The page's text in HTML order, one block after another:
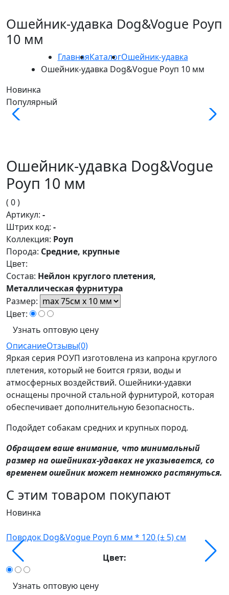
Ошейник-удавка Dog&Vogue Роуп
10 мм
ГлавнаяКаталогОшейник-удавка
Ошейник-удавка Dog&Vogue Роуп 10 мм
Новинка
Популярный
Ошейник-удавка Dog&Vogue
Роуп 10 мм
( 0 )
Артикул: -
Штрих код: -
Коллекция: Роуп
Порода: Средние, крупные
Цвет:
Состав: Нейлон круглого плетения,
Металлическая фурнитура
Размер:
Цвет:
Узнать оптовую цену
ОписаниеОтзывы(0)
Яркая серия РОУП изготовлена из капрона круглого
плетения, который не боится грязи, воды и
атмосферных воздействий. Ошейники-удавки
оснащены прочной стальной фурнитурой, которая
обеспечивает дополнительную безопасность.
Подойдет собакам средних и крупных пород.
Обращаем ваше внимание, что минимальный
размер на ошейниках-удавках не указывается, со
временем ошейник может немножко растянуться.
С этим товаром покупают
Новинка
Поводок Dog&Vogue Роуп 6 мм * 120 (± 5) см
Цвет:
Узнать оптовую цену